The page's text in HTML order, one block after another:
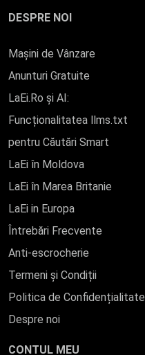
DESPRE NOI
Mașini de Vânzare
Anunturi Gratuite
LaEi.Ro și AI:
Funcționalitatea llms.txt
pentru Căutări Smart
LaEi în Moldova
LaEi în Marea Britanie
LaEi in Europa
Întrebări Frecvente
Anti-escrocherie
Termeni și Condiții
Politica de Confidențialitate
Despre noi
CONTUL MEU